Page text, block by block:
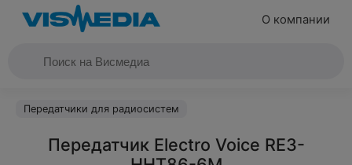
О компании
Передатчики для радиосистем
Передатчик Electro Voice RE3-